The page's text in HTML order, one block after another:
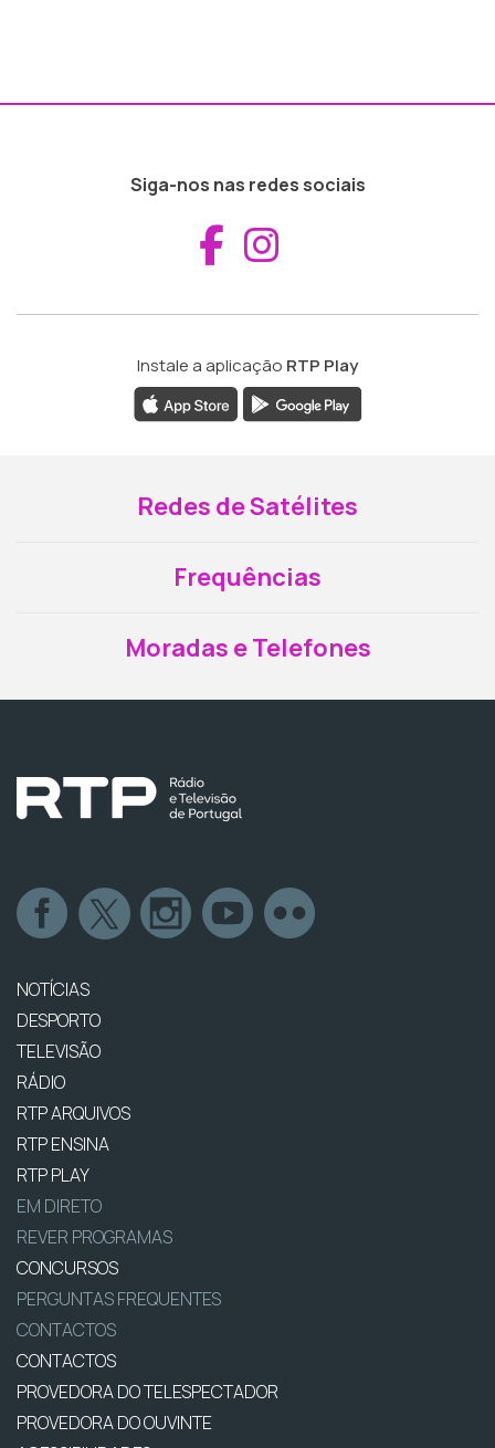
Siga-nos nas redes sociais
Aceder ao
Instale a aplicação RTP Play
Redes de Satélites
Frequências
Moradas e Telefones
NOTÍCIAS
DESPORTO
TELEVISÃO
RÁDIO
RTP ARQUIVOS
RTP ENSINA
RTP PLAY
EM DIRETO
REVER PROGRAMAS
CONCURSOS
PERGUNTAS FREQUENTES
CONTACTOS
CONTACTOS
PROVEDORA DO TELESPECTADOR
PROVEDORA DO OUVINTE